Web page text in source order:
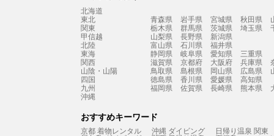
北海道
東北
青森県 岩手県 宮城県 秋田県
関東
栃木県 群馬県 茨城県 埼玉県
甲信越
山梨県 長野県
新潟県
北陸
富山県 石川県
福井県
東海
静岡県 岐阜県 愛知県
三重県
関西
滋賀県 京都府 大阪府 兵庫県
山陰・山陽
鳥取県 島根県 岡山県 広島県
四国
徳島県 香川県 愛媛県
高知県
九州
福岡県 佐賀県 長崎県 熊本県
沖縄
おすすめキーワード
京都 着物レンタル 沖縄 ダイビング 日帰り温泉 関東